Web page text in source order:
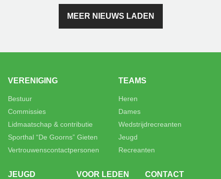
MEER NIEUWS LADEN
VERENIGING
Bestuur
Commissies
Lidmaatschap & contributie
Sporthal “De Goorns” Gieten
Vertrouwenscontactpersonen
TEAMS
Heren
Dames
Wedstrijdrecreanten
Jeugd
Recreanten
JEUGD VOOR LEDEN CONTACT